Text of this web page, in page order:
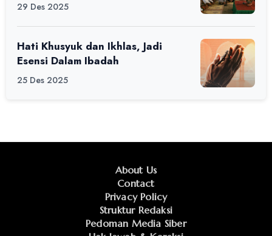
29 Des 2025
Hati Khusyuk dan Ikhlas, Jadi
Esensi Dalam Ibadah
25 Des 2025
About Us
Contact
Privacy Policy
Struktur Redaksi
Pedoman Media Siber